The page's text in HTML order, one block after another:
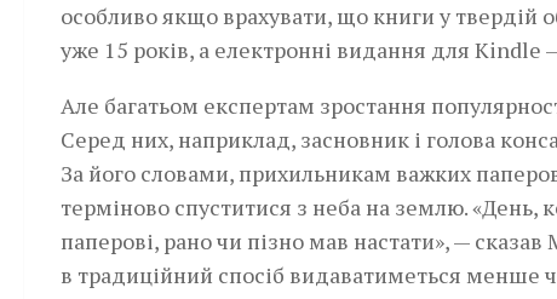
особливо якщо врахувати, що книги у твердій
уже 15 років, а електронні видання для Kindle
Але багатьом експертам зростання
Серед них, наприклад, засновник і голова
За його словами, прихильникам важких
терміново спуститися з неба на землю. «День,
паперові, рано чи пізно мав настати», —
в традиційний спосіб видаватиметься менше